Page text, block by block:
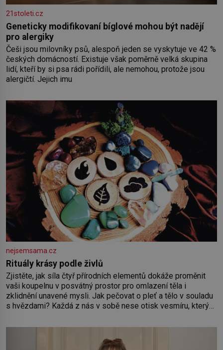
21stoleti.cz
Geneticky modifikovaní bíglové mohou být nadějí
pro alergiky
Češi jsou milovníky psů, alespoň jeden se vyskytuje ve 42 %
českých domácností. Existuje však poměrně velká skupina
lidí, kteří by si psa rádi pořídili, ale nemohou, protože jsou
alergičtí. Jejich imu
nejsemsama.cz
Rituály krásy podle živlů
Zjistěte, jak síla čtyř přírodních elementů dokáže proměnit
vaši koupelnu v posvátný prostor pro omlazení těla i
zklidnění unavené mysli. Jak pečovat o pleť a tělo v souladu
s hvězdami? Každá z nás v sobě nese otisk vesmíru, který
pokožky. Ohnivá znamení Ženy narozené ve znamení Berana,